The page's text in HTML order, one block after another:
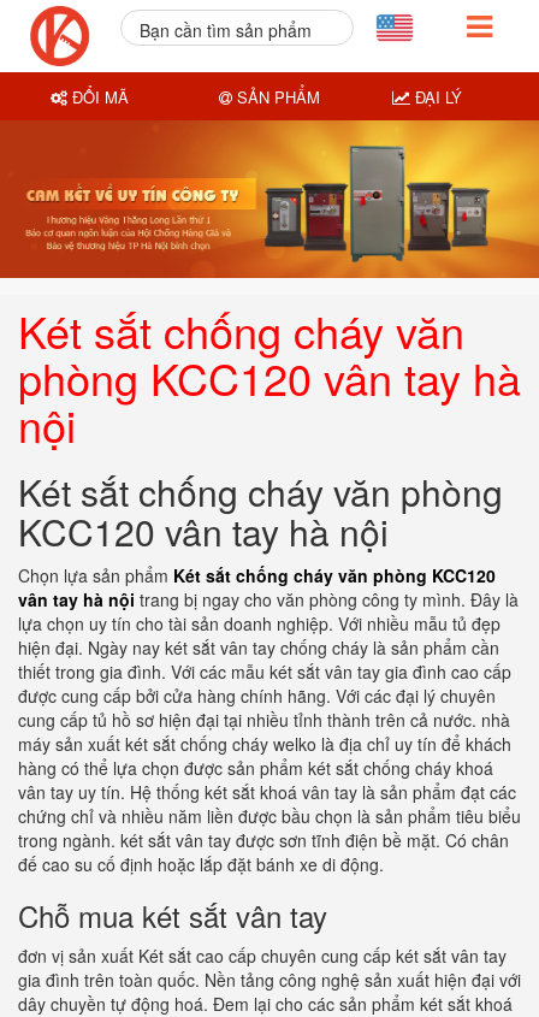
Két sắt chống cháy văn
phòng KCC120 vân tay hà
nội
Két sắt chống cháy văn phòng
KCC120 vân tay hà nội
Chọn lựa sản phẩm Két sắt chống cháy văn phòng KCC120
vân tay hà nội trang bị ngay cho văn phòng công ty mình. Đây là
lựa chọn uy tín cho tài sản doanh nghiệp. Với nhiều mẫu tủ đẹp
hiện đại. Ngày nay két sắt vân tay chống cháy là sản phẩm cần
thiết trong gia đình. Với các mẫu két sắt vân tay gia đình cao cấp
được cung cấp bởi cửa hàng chính hãng. Với các đại lý chuyên
cung cấp tủ hồ sơ hiện đại tại nhiều tỉnh thành trên cả nước. nhà
máy sản xuất két sắt chống cháy welko là địa chỉ uy tín để khách
hàng có thể lựa chọn được sản phẩm két sắt chống cháy khoá
vân tay uy tín. Hệ thống két sắt khoá vân tay là sản phẩm đạt các
chứng chỉ và nhiều năm liền được bầu chọn là sản phẩm tiêu biểu
trong ngành. két sắt vân tay được sơn tĩnh điện bề mặt. Có chân
đế cao su cố định hoặc lắp đặt bánh xe di động.
Chỗ mua két sắt vân tay
đơn vị sản xuất Két sắt cao cấp chuyên cung cấp két sắt vân tay
gia đình trên toàn quốc. Nền tảng công nghệ sản xuất hiện đại với
dây chuyền tự động hoá. Đem lại cho các sản phẩm két sắt khoá
Bạn cần tìm sản phẩm
ĐỔI MÃ SẢN PHẨM ĐẠI LÝ